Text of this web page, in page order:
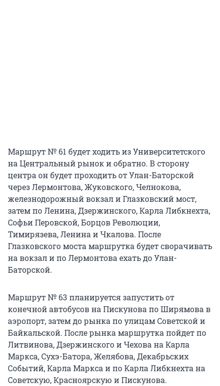
Маршрут № 61 будет ходить из Университетского
на Центральный рынок и обратно. В сторону
центра он будет проходить от Улан-Баторской
через Лермонтова, Жуковского, Челнокова,
железнодорожный вокзал и Глазковский мост,
затем по Ленина, Дзержинского, Карла Либкнехта,
Софьи Перовской, Борцов Революции,
Тимирязева, Ленина и Чкалова. После
Глазковского моста маршрутка будет сворачивать
на вокзал и по Лермонтова ехать до Улан-
Баторской.
Маршрут № 63 планируется запустить от
конечной автобусов на Пискунова по Ширямова в
аэропорт, затем до рынка по улицам Советской и
Байкальской. После рынка маршрутка пойдет по
Литвинова, Дзержинского и Чехова на Карла
Маркса, Сухэ-Батора, Желябова, Декабрьских
Событий, Карла Маркса и по Карла Либкнехта на
Советскую, Красноярскую и Пискунова.